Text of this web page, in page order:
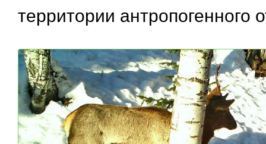
территории антропогенного